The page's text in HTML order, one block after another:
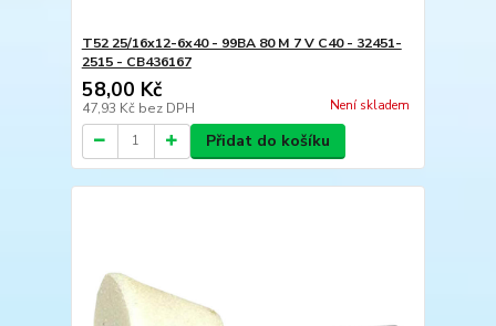
T52 25/16x12-6x40 - 99BA 80 M 7 V C40 - 32451-
2515 - CB436167
58,00 Kč
47,93 Kč bez DPH Není skladem
Přidat do košíku